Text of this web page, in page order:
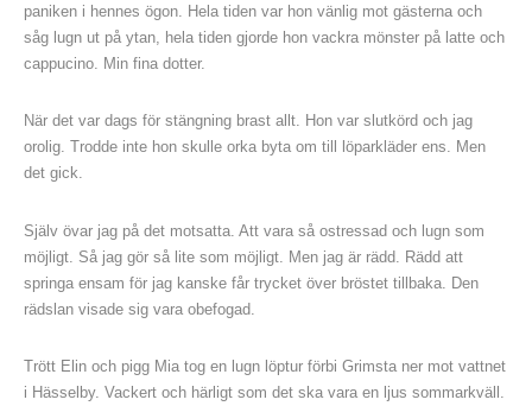
paniken i hennes ögon. Hela tiden var hon vänlig mot gästerna och
såg lugn ut på ytan, hela tiden gjorde hon vackra mönster på latte och
cappucino. Min fina dotter.
När det var dags för stängning brast allt. Hon var slutkörd och jag
orolig. Trodde inte hon skulle orka byta om till löparkläder ens. Men
det gick.
Själv övar jag på det motsatta. Att vara så ostressad och lugn som
möjligt. Så jag gör så lite som möjligt. Men jag är rädd. Rädd att
springa ensam för jag kanske får trycket över bröstet tillbaka. Den
rädslan visade sig vara obefogad.
Trött Elin och pigg Mia tog en lugn löptur förbi Grimsta ner mot vattnet
i Hässelby. Vackert och härligt som det ska vara en ljus sommarkväll.